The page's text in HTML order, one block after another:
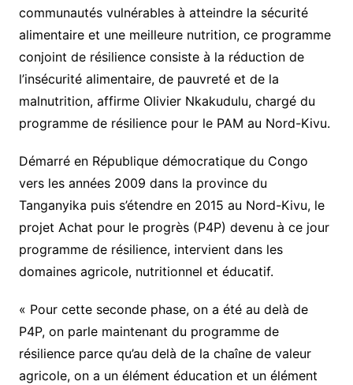
communautés vulnérables à atteindre la sécurité
alimentaire et une meilleure nutrition, ce programme
conjoint de résilience consiste à la réduction de
l’insécurité alimentaire, de pauvreté et de la
malnutrition, affirme Olivier Nkakudulu, chargé du
programme de résilience pour le PAM au Nord-Kivu.
Démarré en République démocratique du Congo
vers les années 2009 dans la province du
Tanganyika puis s’étendre en 2015 au Nord-Kivu, le
projet Achat pour le progrès (P4P) devenu à ce jour
programme de résilience, intervient dans les
domaines agricole, nutritionnel et éducatif.
« Pour cette seconde phase, on a été au delà de
P4P, on parle maintenant du programme de
résilience parce qu’au delà de la chaîne de valeur
agricole, on a un élément éducation et un élément